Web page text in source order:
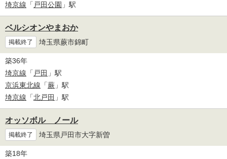
埼京線 「 戸田公園 」駅
ベルシオンやまおか
掲載終了 埼玉県蕨市錦町
築36年
埼京線 「 戸田 」駅
京浜東北線 「蕨 」駅
埼京線 「北戸田 」駅
オッソボル ノール
掲載終了 埼玉県戸田市大字新曽
築18年